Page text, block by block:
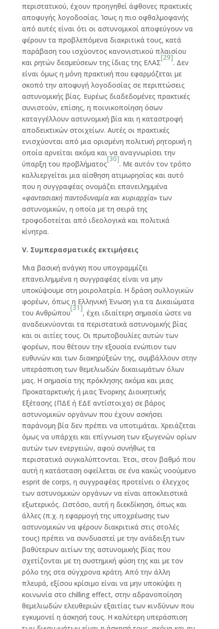
περιστατικού, έχουν προηγηθεί άφθονες πρακτικές
αποφυγής λογοδοσίας. Ίσως η πιο οφθαλμοφανής
από αυτές είναι ότι οι αστυνομικοί αποφεύγουν να
φέρουν τα προβλεπόμενα διακριτικά τους, κατά
παράβαση του ισχύοντος κανονιστικού πλαισίου
και ρητών δεσμεύσεων της ίδιας της ΕΛΑΣ
[29]
. Δεν
είναι όμως η μόνη πρακτική που εφαρμόζεται με
σκοπό την αποφυγή λογοδοσίας σε περιπτώσεις
αστυνομικής βίας. Ευρέως διαδεδομένες πρακτικές
συνιστούν, επίσης, η ποινικοποίηση όσων
καταγγέλλουν αστυνομική βία και η καταστροφή
αποδεικτικών στοιχείων. Αυτές οι πρακτικές
ενισχύονται από μια ορισμένη πολιτική ρητορική η
οποία αρνείται ακόμα και να αναγνωρίσει την
ύπαρξη του προβλήματος
[30]
. Με αυτόν τον τρόπο
καλλιεργείται μια αίσθηση ατιμωρησίας και αυτό
που η συγγραφέας ονομάζει επανειλημμένα
«φαντασιακή παντοδυναμία και κυριαρχία» των
αστυνομικών, η οποία με τη σειρά της
τροφοδοτείται από ιδεολογικά και πολιτικά
κίνητρα.
V. Συμπερασματικές εκτιμήσεις
Μια βασική ανάγκη που υπογραμμίζει
επανειλημμένα η συγγραφέας είναι να μην
υποκύψουμε στη μοιρολατρία. Η δράση συλλογικών
φορέων, όπως η Ελληνική Ένωση για τα Δικαιώματα
του Ανθρώπου
[31]
, έχει ιδιαίτερη σημασία ώστε να
αναδεικνύονται τα περιστατικά αστυνομικής βίας
και οι αιτίες τους. Οι πρωτοβουλίες αυτών των
φορέων, που θέτουν την εξουσία ενώπιον των
ευθυνών και των διακηρύξεών της, συμβάλλουν στην
υπεράσπιση των θεμελιωδών δικαιωμάτων όλων
μας. Η σημασία της πρόκλησης ακόμα και μιας
Προκαταρκτικής ή μιας Ένορκης Διοικητικής
Εξέτασης (ΠΔΕ ή ΕΔΕ αντίστοιχα) σε βάρος
αστυνομικών οργάνων που έχουν ασκήσει
παράνομη βία δεν πρέπει να υποτιμάται. Χρειάζεται
όμως να υπάρχει και επίγνωση των εξωγενών ορίων
αυτών των ενεργειών, αφού συνήθως τα
περιστατικά συγκαλύπτονται. Έτσι, στον βαθμό που
αυτή η κατάσταση οφείλεται σε ένα κακώς νοούμενο
esprit de corps, η συγγραφέας προτείνει ο έλεγχος
των αστυνομικών οργάνων να είναι αποκλειστικά
εξωτερικός. Ωστόσο, αυτή η διεκδίκηση, όπως και
άλλες (π.χ. η εφαρμογή της υποχρέωσης των
αστυνομικών να φέρουν διακριτικά στις στολές
τους) πρέπει να συνδυαστεί με την ανάδειξη των
βαθύτερων αιτίων της αστυνομικής βίας που
σχετίζονται με τη συστημική φύση της και με τον
ρόλο της στα σύγχρονα κράτη. Από την άλλη
πλευρά, εξίσου κρίσιμο είναι να μην υποκύψει η
κοινωνία στο chilling effect, στην αδρανοποίηση
θεμελιωδών ελευθεριών εξαιτίας των κινδύνων που
εγκυμονεί η άσκησή τους. Η καλύτερη υπεράσπιση